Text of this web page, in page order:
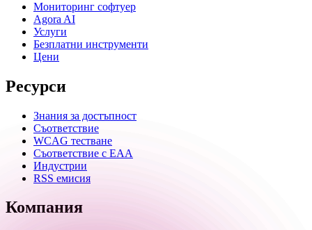
Мониторинг софтуер
Agora AI
Услуги
Безплатни инструменти
Цени
Ресурси
Знания за достъпност
Съответствие
WCAG тестване
Съответствие с EAA
Индустрии
RSS емисия
Компания